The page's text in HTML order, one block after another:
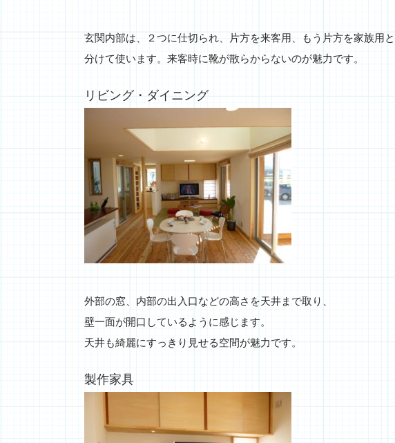
玄関内部は、２つに仕切られ、片方を来客用、もう片方を家族用と
分けて使います。来客時に靴が散らからないのが魅力です。
リビング・ダイニング
外部の窓、内部の出入口などの高さを天井まで取り、
壁一面が開口しているように感じます。
天井も綺麗にすっきり見せる空間が魅力です。
製作家具